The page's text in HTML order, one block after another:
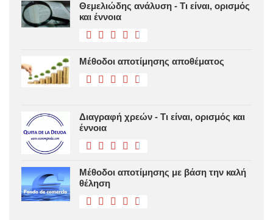
Θεμελιώδης ανάλυση - Τι είναι, ορισμός
και έννοια
Μέθοδοι αποτίμησης αποθέματος
Διαγραφή χρεών - Τι είναι, ορισμός και
έννοια
Μέθοδοι αποτίμησης με βάση την καλή
θέληση